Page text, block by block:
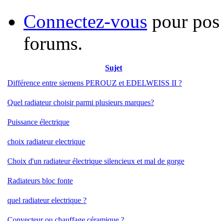
Connectez-vous pour
forums.
Sujet
Différence entre siemens PEROUZ et EDELWEISS II ?
Quel radiateur choisir parmi plusieurs marques?
Puissance électrique
choix radiateur electrique
Choix d'un radiateur électrique silencieux et mal de gorge
Radiateurs bloc fonte
quel radiateur electrique ?